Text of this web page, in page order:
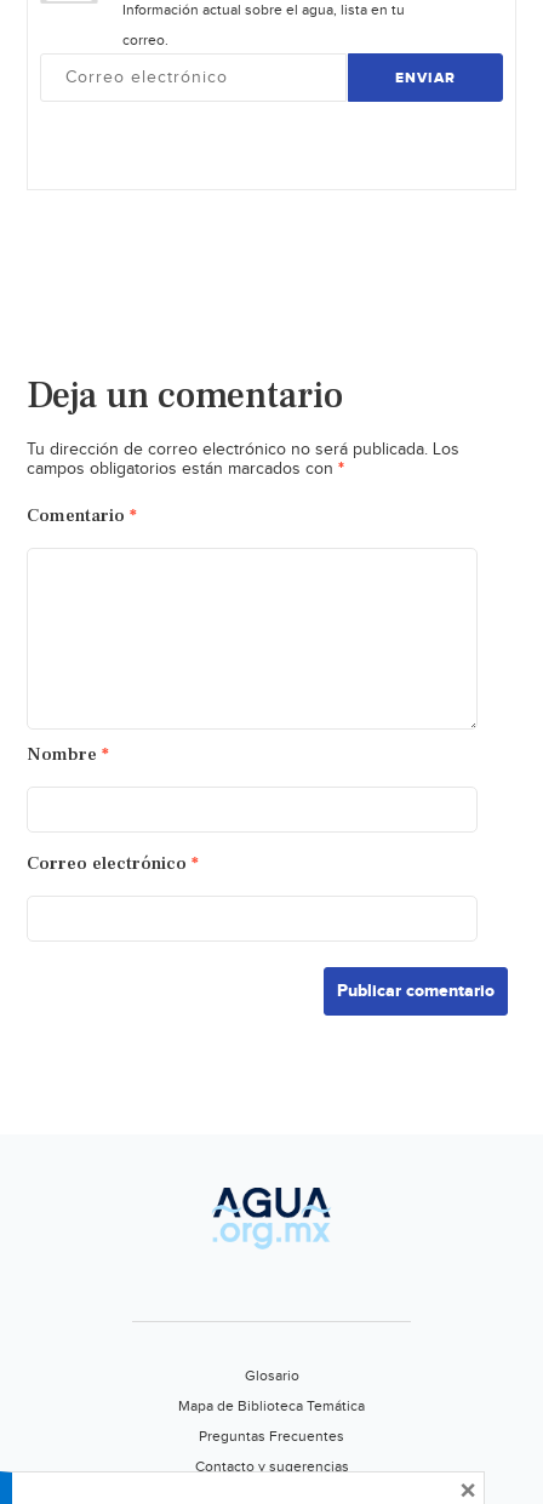
Información actual sobre el agua, lista en tu
correo.
ENVIAR
Deja un comentario
Tu dirección de correo electrónico no será publicada. Los
campos obligatorios están marcados con *
Comentario *
Nombre *
Correo electrónico *
Glosario
Mapa de Biblioteca Temática
Preguntas Frecuentes
Contacto y sugerencias
×